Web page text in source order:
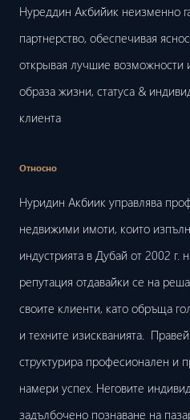
Нуреддин Акбийик неизменно
партнерство, обеспечивая
открывая лучшие возможности
образа жизни, статуса &
клиента
Относно
Нуридин Акбиик управлява
недвижими имоти, които
индустрията в Дубай от 2002 г.
репутация отдавайки се на
своите клиенти, като обръща
и техните изискванията.
структурира професионален и
намери успех. Неговите
задълбочено познаване на